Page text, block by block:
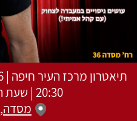
תיאטרון מרכז העיר חיפה |
20:30 | שעת התחלה 21:00
מסדה, 36, חיפה